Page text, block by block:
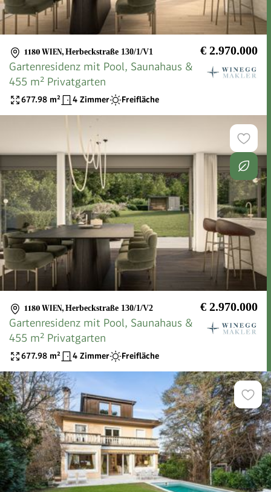
1180 WIEN, Herbeckstraße 130/1/V1 € 2.970.000
Gartenresidenz mit Pool, Saunahaus &
455 m² Privatgarten
677.98 m² 4 Zimmer Freifläche
1180 WIEN, Herbeckstraße 130/1/V2 € 2.970.000
Gartenresidenz mit Pool, Saunahaus &
455 m² Privatgarten
677.98 m² 4 Zimmer Freifläche